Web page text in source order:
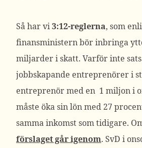
Så har vi3:12-reglerna, som
finansministern bör inbringa
miljarder i skatt. Varför inte
jobbskapande entreprenörer i
entreprenör med en 1 miljon i
måste öka sin lön med 27
samma inkomst som tidigare.
förslaget går igenom. SvD i